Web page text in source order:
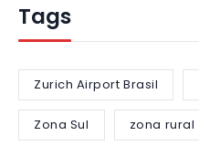
Tags
Zurich Airport Brasil
Zona Sul zona rural